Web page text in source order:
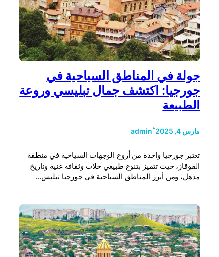
جولة في المناطق السياحية في
جورجيا: اكتشف جمال تبليسي وروعة
الطبيعة
مارس 4, 2025 •
admin
تعتبر جورجيا واحدة من أروع الوجهات السياحية في منطقة
القوقاز، حيث تتميز بتنوع طبيعي خلاب وثقافة غنية وتاريخ
مذهل، ومن أبرز المناطق السياحية في جورجيا تبليس…